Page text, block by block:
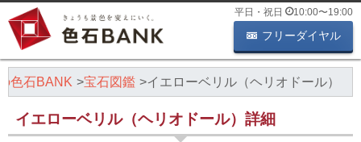
平日・祝日 10:00〜19:00
フリーダイヤル
色石BANK 宝石図鑑 イエローベリル（ヘリオドール）
イエローベリル（ヘリオドール）詳細